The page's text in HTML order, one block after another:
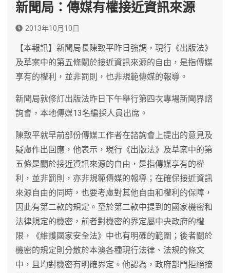
新聞局：傳媒有權接近資訊來源
2013年10月10日
【本報訊】新聞局長陳致平昨日強調，現行《出版法》
及草案中的第五條關於接近資訊來源的自由，是指傳媒
享有的權利，並非罰則，也非規範傳媒的報導。
新聞局就修訂出版法昨日下午舉行第四次專場新聞界諮
詢會，本地傳媒13名編採人員出席。
陳致平就早前部份傳媒工作者在諮詢會上提出的意見及
疑慮作出回應，他表示，現行《出版法》及草案中的第
五條是關於接近資訊來源的自由，是指傳媒享有的權
利，並非罰則，亦非規範傳媒的報導；在確保接近資訊
來源自由的同時，也要考慮對其他自由和權利的保障，
因此有第二款的規定。至於第二款中提到的國家機密和
法律規定的機密，前者對機密的界定屬中央政府的權
限，《維護國家安全法》中也有明確的範圍；後者關於
機密的規定則分散於本澳各種現行法律、法規的條文
中，且均對機密有明確界定。他認為，政府部門拒絕接